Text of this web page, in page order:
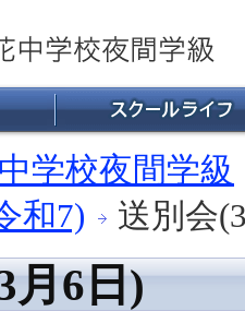
学校夜間学級
和7)
送別会
月6日)